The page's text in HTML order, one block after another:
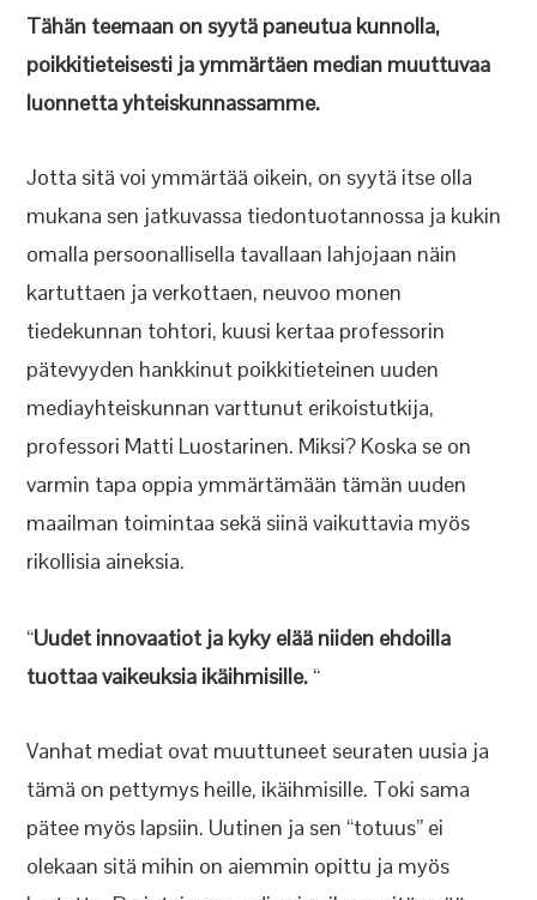
Tähän teemaan on syytä paneutua kunnolla,
poikkitieteisesti ja ymmärtäen median muuttuvaa
luonnetta yhteiskunnassamme.
Jotta sitä voi ymmärtää oikein, on syytä itse olla
mukana sen jatkuvassa tiedontuotannossa ja kukin
omalla persoonallisella tavallaan lahjojaan näin
kartuttaen ja verkottaen, neuvoo monen
tiedekunnan tohtori, kuusi kertaa professorin
pätevyyden hankkinut poikkitieteinen uuden
mediayhteiskunnan varttunut erikoistutkija,
professori Matti Luostarinen. Miksi? Koska se on
varmin tapa oppia ymmärtämään tämän uuden
maailman toimintaa sekä siinä vaikuttavia myös
rikollisia aineksia.
“Uudet innovaatiot ja kyky elää niiden ehdoilla
tuottaa vaikeuksia ikäihmisille. “
Vanhat mediat ovat muuttuneet seuraten uusia ja
tämä on pettymys heille, ikäihmisille. Toki sama
pätee myös lapsiin. Uutinen ja sen “totuus” ei
olekaan sitä mihin on aiemmin opittu ja myös